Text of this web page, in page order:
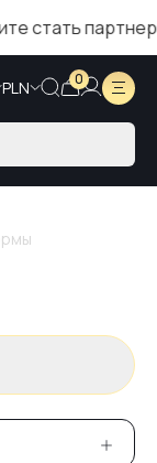
партнером
PLN 0